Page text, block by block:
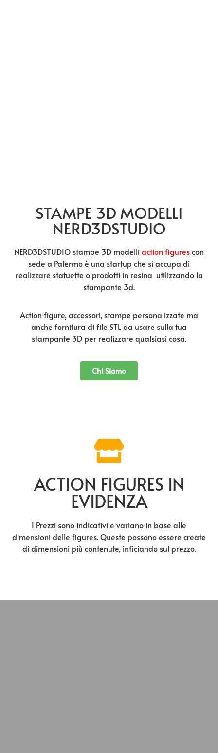
STAMPE 3D MODELLI
NERD3DSTUDIO
NERD3DSTUDIO stampe 3D modelliaction figurescon
sede a Palermo è una startup che si accupa di
realizzare statuette o prodotti in resina utilizzando la
stampante 3d.
Action figure, accessori, stampe personalizzate ma
anche fornitura di file STL da usare sulla tua
stampante 3D per realizzare qualsiasi cosa.
Chi Siamo
ACTION FIGURES IN
EVIDENZA
I Prezzi sono indicativi e variano in base alle
dimensioni delle figures. Queste possono essere create
di dimensioni più contenute, inficiando sul prezzo.